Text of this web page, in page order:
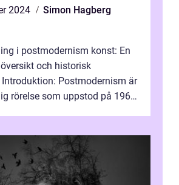
2024
Simon Hagberg
i postmodernism konst: En
och historisk
Postmodernism är
rörelse som uppstod på 1960-